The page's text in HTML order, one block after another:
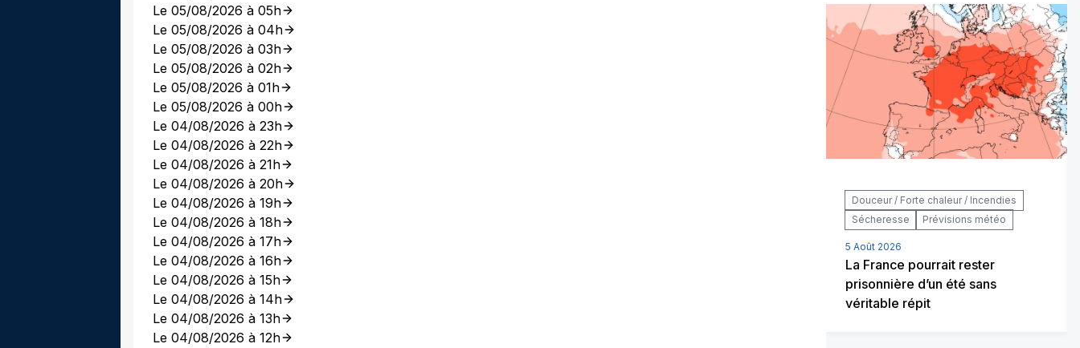
Le 05/08/2026 à 05h
Le 05/08/2026 à 04h
Le 05/08/2026 à 03h
Le 05/08/2026 à 02h
Le 05/08/2026 à 01h
Le 05/08/2026 à 00h
Le 04/08/2026 à 23h
Le 04/08/2026 à 22h
Le 04/08/2026 à 21h
Le 04/08/2026 à 20h
Le 04/08/2026 à 19h
Le 04/08/2026 à 18h
Le 04/08/2026 à 17h
Le 04/08/2026 à 16h
Le 04/08/2026 à 15h
Le 04/08/2026 à 14h
Le 04/08/2026 à 13h
Le 04/08/2026 à 12h
Douceur / Forte chaleur / Incendies
Sécheresse
Prévisions météo
5 Août 2026
La France pourrait rester
prisonnière d’un été sans
véritable répit